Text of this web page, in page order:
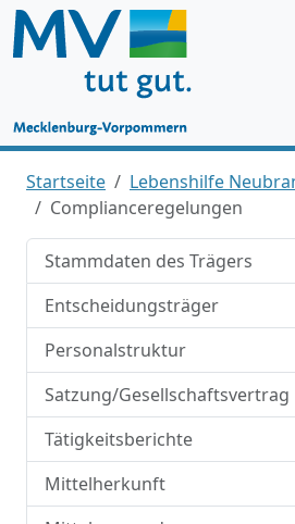
Startseite
Lebenshilfe
Complianceregelungen
Stammdaten des Trägers
Entscheidungsträger
Personalstruktur
Satzung/Gesellschaftsvertrag
Tätigkeitsberichte
Mittelherkunft